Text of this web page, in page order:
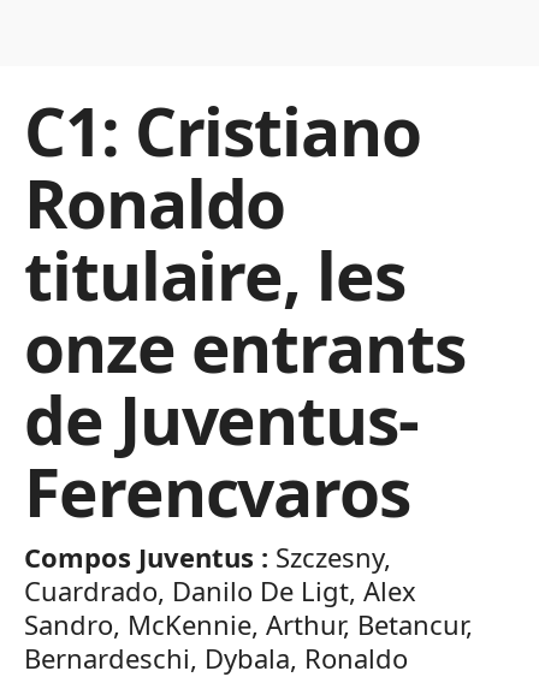
C1: Cristiano
Ronaldo
titulaire, les
onze entrants
de Juventus-
Ferencvaros
Compos Juventus : Szczesny,
Cuardrado, Danilo De Ligt, Alex
Sandro, McKennie, Arthur, Betancur,
Bernardeschi, Dybala, Ronaldo